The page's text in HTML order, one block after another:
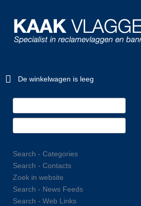
De winkelwagen is leeg
Search - Categories
Search - Contacts
Zoek in website
Search - News Feeds
Search - Web Links